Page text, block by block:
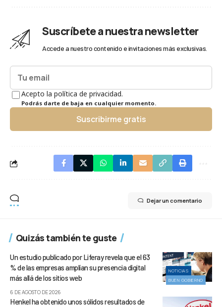
Suscríbete a nuestra newsletter
Accede a nuestro contenido e invitaciones más exclusivas.
Acepto la política de privacidad.
Podrás darte de baja en cualquier momento.
Suscribirme gratis
Dejar un comentario
Quizás también te guste
NOTICIAS
BUEN GOBIERNO
Un estudio publicado por Liferay revela que el 63
% de las empresas amplían su presencia digital
más allá de los sitios web
6 DE AGOSTO DE 2026
Henkel ha obtenido unos sólidos resultados de